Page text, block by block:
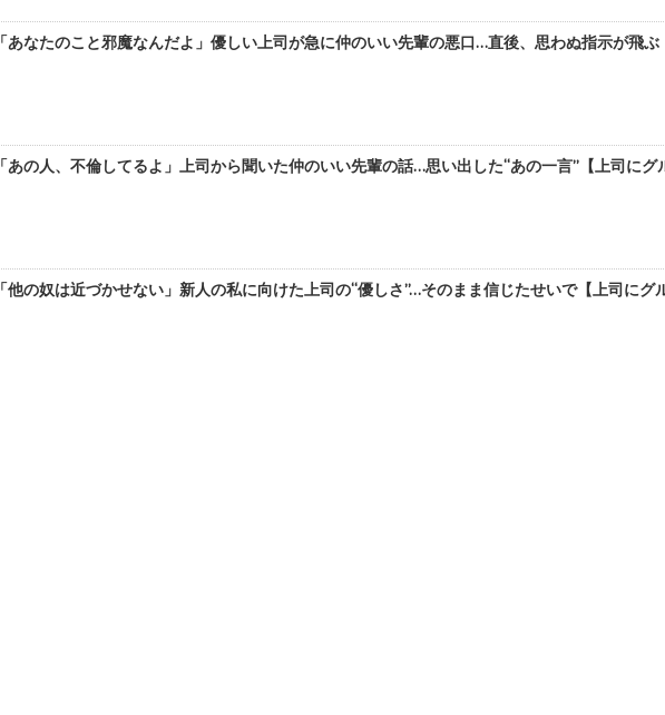
「あなたのこと邪魔なんだよ」優しい上司が急に仲のいい先輩の悪口…直後、思わぬ指示が飛
「あの人、不倫してるよ」上司から聞いた仲のいい先輩の話…思い出した“あの一言”【上司に
「他の奴は近づかせない」新人の私に向けた上司の“優しさ”…そのまま信じたせいで【上司に